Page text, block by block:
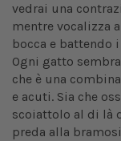
vedrai una
mentre vocalizza
bocca e battendo
Ogni gatto
che è una
e acuti. Sia che
scoiattolo al di là
preda alla